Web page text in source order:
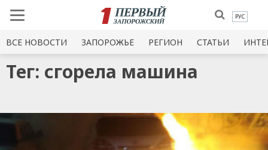
РУС
ВСЕ НОВОСТИ ЗАПОРОЖЬЕ РЕГИОН СТАТЬИ
Тег: сгорела машина